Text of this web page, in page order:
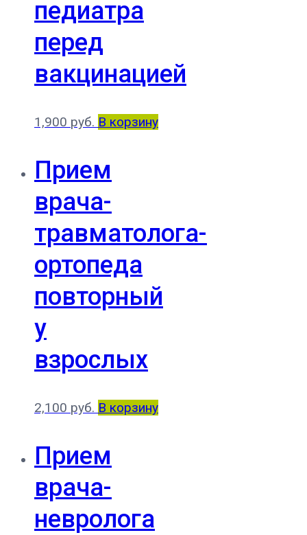
педиатра
перед
вакцинацией
1,900 руб. В корзину
Прием
врача-
травматолога-
ортопеда
повторный
у
взрослых
2,100 руб. В корзину
Прием
врача-
невролога